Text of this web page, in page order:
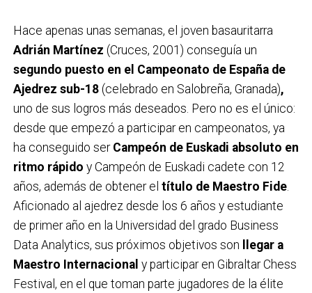
Hace apenas unas semanas, el joven basauritarra
Adrián Martínez (Cruces, 2001) conseguía un
segundo puesto en el Campeonato de España de
Ajedrez sub-18 (celebrado en Salobreña, Granada),
uno de sus logros más deseados. Pero no es el único:
desde que empezó a participar en campeonatos, ya
ha conseguido ser Campeón de Euskadi absoluto en
ritmo rápido y Campeón de Euskadi cadete con 12
años, además de obtener el título de Maestro Fide.
Aficionado al ajedrez desde los 6 años y estudiante
de primer año en la Universidad del grado Business
Data Analytics, sus próximos objetivos son
llegar a
Maestro Internacional y participar en Gibraltar Chess
Festival, en el que toman parte jugadores de la élite